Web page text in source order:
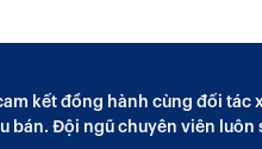
kết đồng hành cùng đối
bán. Đội ngũ chuyên viên luôn